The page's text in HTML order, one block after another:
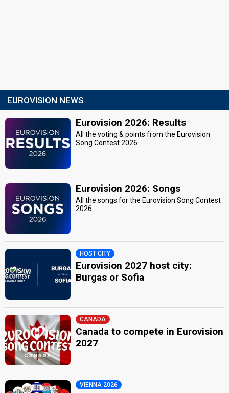
EUROVISION NEWS
Eurovision 2026: Results
All the voting & points from the Eurovision
Song Contest 2026
Eurovision 2026: Songs
All the songs for the Eurovision Song Contest
2026
HOST CITY
Eurovision 2027 host city:
Burgas or Sofia
CANADA
Canada to compete in Eurovision
2027
VIENNA 2026